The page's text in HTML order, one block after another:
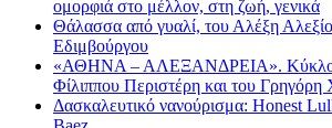
ομορφιά στο μέλλον, στη ζωή, γενικά
Θάλασσα από γυαλί, του Αλέξη
Εδιμβούργου
«ΑΘΗΝΑ – ΑΛΕΞΑΝΔΡΕΙΑ». Κύκλος
Φίλιππου Περιστέρη και του Γρηγόρη
Δασκαλευτικό νανούρισμα: Honest